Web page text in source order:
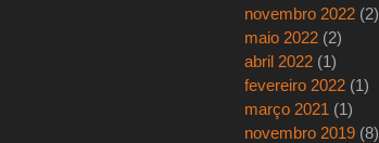
novembro 2022 (2)
maio 2022 (2)
abril 2022 (1)
fevereiro 2022 (1)
março 2021 (1)
novembro 2019 (8)